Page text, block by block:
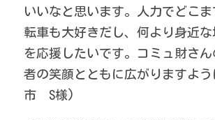
いいなと思います。人力でどこ
転車も大好きだし、何より身近な
を応援したいです。コミュ財さ
者の笑顔とともに広がりますよ
市　S様)